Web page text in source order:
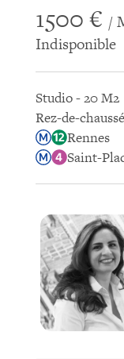
1500 € /
Indisponible
Studio - 20 M2
Rez-de-
Rennes
Saint-